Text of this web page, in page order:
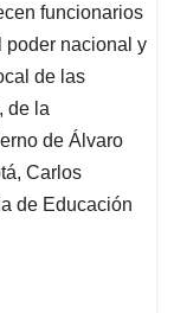
funcionarios
poder nacional y
de las
de la
de Álvaro
Carlos
de Educación